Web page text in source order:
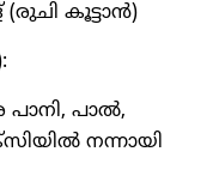
കൂട്ടാൻ)
പാൽ,
നന്നായി